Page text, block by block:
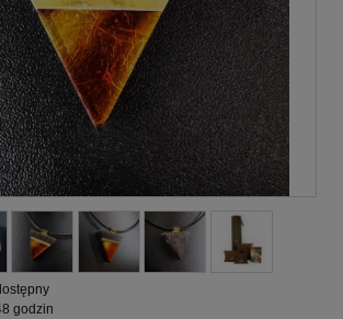
godzin